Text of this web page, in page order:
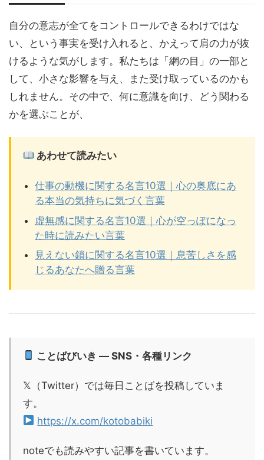
自分の意志が全てをコントロールできるわけではな
い、という事実を受け入れると、かえって肩の力が抜
けるような気がします。私たちは「網の目」の一部と
して、小さな影響を与え、また受け取っているのかも
しれません。その中で、何に意識を向け、どう関わる
かを選ぶことが、
あわせて読みたい
仕事の動機に関する名言10選｜心の奥底にあ
る本当の気持ちに気づく言葉
虚無感に関する名言10選｜心が空っぽになっ
た時に読みたい言葉
見えない鎖に関する名言10選｜息苦しさを感
じるあなたへ贈る言葉
ことばびいき — SNS・各種リンク
𝕏（Twitter）では毎日ことばを投稿していま
す。
https://x.com/kotobabiki
noteでも読みやすい記事を書いています。